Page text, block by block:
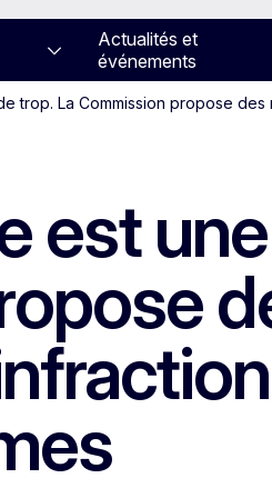
Actualités et
événements
trop. La Commission propose
est